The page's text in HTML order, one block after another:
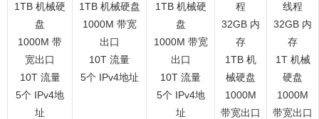
1TB 机械硬
盘
1000M 带
宽出口
10T 流量
5个 IPv4地
址
1TB 机械硬盘
1000M 带宽
出口
10T 流量
5个 IPv4地址
1TB 机械硬
盘
1000M 带宽
出口
10T 流量
5个 IPv4地
址
程
32GB 内
存
1TB 机
械硬盘
1000M
带宽出口
线程
32GB 内
存
1T 机械
硬盘
1000M
带宽出口